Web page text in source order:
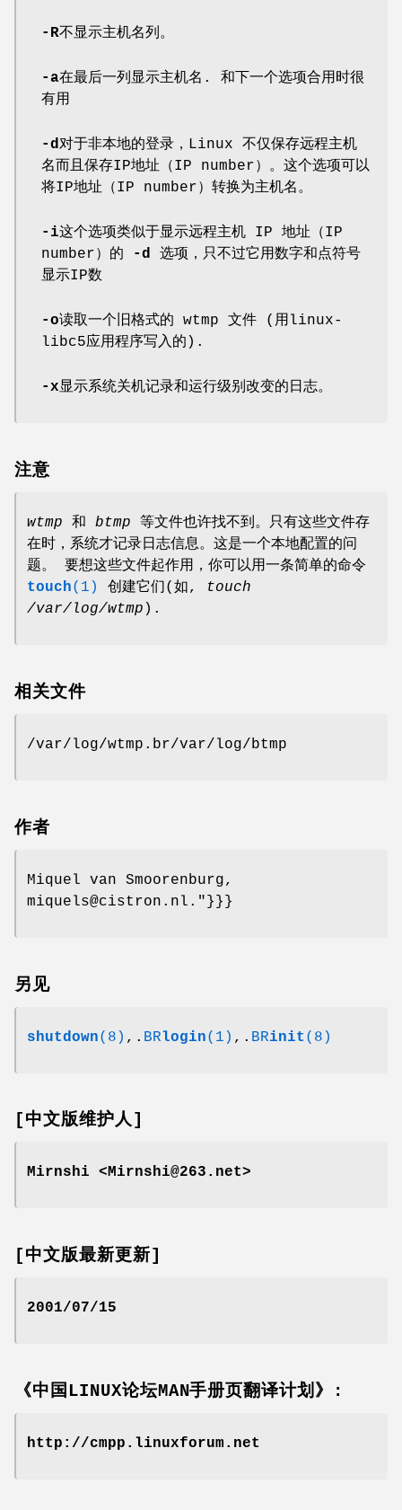
-R不显示主机名列。
-a在最后一列显示主机名. 和下一个选项合用时很
有用
-d对于非本地的登录，Linux 不仅保存远程主机
名而且保存IP地址（IP number）。这个选项可以
将IP地址（IP number）转换为主机名。
-i这个选项类似于显示远程主机 IP 地址（IP
number）的
-d 选项，只不过它用数字和点符号
显示IP数
-o读取一个旧格式的 wtmp 文件 (用linux-
libc5应用程序写入的).
-x显示系统关机记录和运行级别改变的日志。
注意
wtmp 和 btmp 等文件也许找不到。只有这些文件存
在时，系统才记录日志信息。这是一个本地配置的问
题。 要想这些文件起作用，你可以用一条简单的命令
touch(1) 创建它们(如,
touch
/var/log/wtmp ).
相关文件
/var/log/wtmp.br/var/log/btmp
作者
Miquel van Smoorenburg,
miquels@cistron.nl."}}}
另见
shutdown(8) ,. BRlogin(1) ,. BRinit (8)
[中文版维护人]
Mirnshi <Mirnshi@263.net>
[中文版最新更新]
2001/07/15
《中国LINUX论坛MAN手册页翻译计划》:
http://cmpp.linuxforum.net